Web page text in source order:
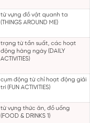
từ vựng đồ vật quanh ta
(THINGS AROUND ME)
trạng từ tần suất, các hoạt
động hàng ngày (DAILY
ACTIVITIES)
cụm động từ chỉ hoạt động giải
trí (FUN ACTIVITIES)
từ vựng thức ăn, đồ uống
(FOOD & DRINKS 1)